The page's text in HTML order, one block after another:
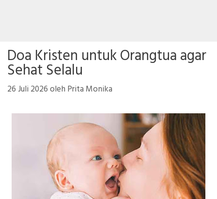
Doa Kristen untuk Orangtua agar
Sehat Selalu
26 Juli 2026oleh Prita Monika